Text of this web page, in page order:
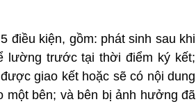
điều kiện, gồm: phát sinh sau khi
lường trước tại thời điểm ký kết;
giao kết hoặc sẽ có nội dung
một bên; và bên bị ảnh hưởng đã